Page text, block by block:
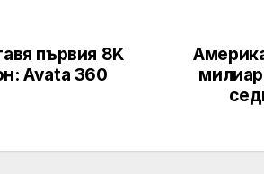
първия 8K
Avata 360